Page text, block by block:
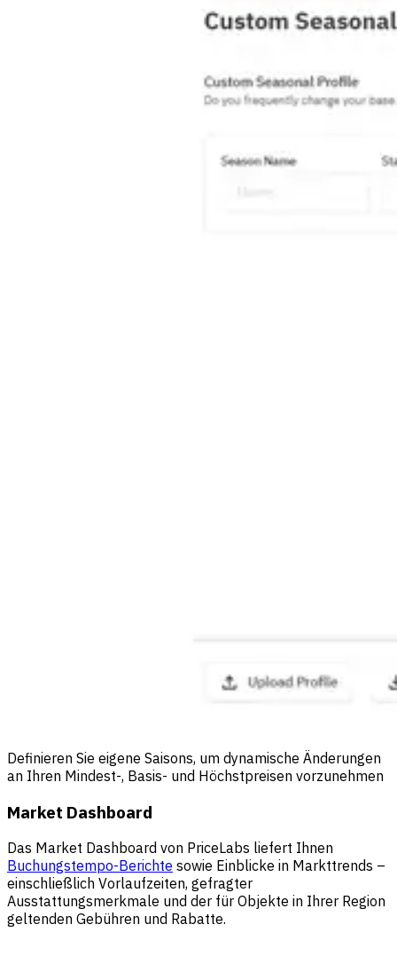
Definieren Sie eigene Saisons, um dynamische Änderungen
an Ihren Mindest-, Basis- und Höchstpreisen vorzunehmen
Market Dashboard
Das Market Dashboard von PriceLabs liefert Ihnen
Buchungstempo-Berichte sowie Einblicke in Markttrends –
einschließlich Vorlaufzeiten, gefragter
Ausstattungsmerkmale und der für Objekte in Ihrer Region
geltenden Gebühren und Rabatte.